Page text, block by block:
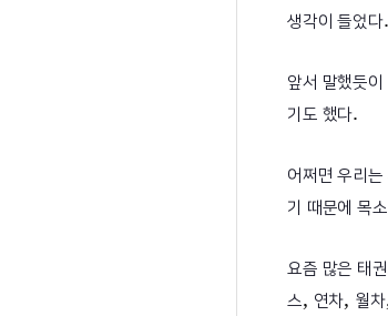
생각이 들었다.
앞서 말했듯
기도 했다.
어쩌면 우리는
기 때문에 목
요즘 많은 태
스, 연차, 월차